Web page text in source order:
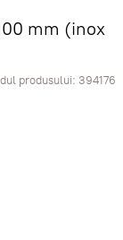
mm (inox
produsului: 394176